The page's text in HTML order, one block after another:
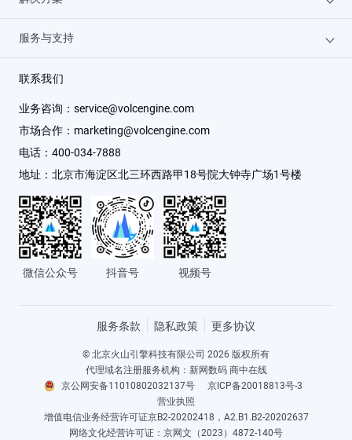
联系我们
人才招聘
云信任中心
友情链接
GPU云服务器
机器学习平台
客户数据平台 VeCDP
飞连
视频直播
全部产品
汽车行业
金融行业
文娱行业
医疗健康行业
传媒行业
智慧文旅
大消费
服务与支持
备案服务
服务咨询
建议与反馈
廉洁舞弊举报
举报平台
联系我们
业务咨询： service@volcengine.com
市场合作： marketing@volcengine.com
电话： 400-034-7888
地址： 北京市海淀区北三环西路甲18号院大钟寺广场1号楼
微信公众号 抖音号 视频号
服务条款 隐私政策 更多协议
© 北京火山引擎科技有限公司 2026 版权所有
代理域名注册服务机构：新网数码 商中在线
京公网安备11010802032137号
京ICP备20018813号-3
营业执照
增值电信业务经营许可证京B2-20202418，A2.B1.B2-20202637
网络文化经营许可证：京网文（2023）4872-140号